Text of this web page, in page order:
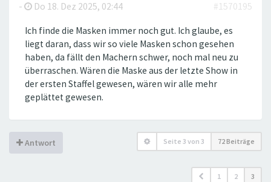
-
Do 18. Dez 2025, 02:44 #1570195
Ich finde die Masken immer noch gut. Ich glaube, es
liegt daran, dass wir so viele Masken schon gesehen
haben, da fällt den Machern schwer, noch mal neu zu
überraschen. Wären die Maske aus der letzte Show in
der ersten Staffel gewesen, wären wir alle mehr
geplättet gewesen.
Antwort Seite 3 von 3 72 Beiträge
1 2 3